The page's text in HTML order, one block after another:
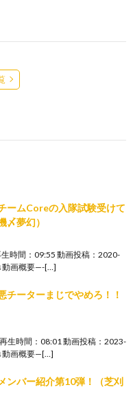
ームCoreの入隊試験受けて
〆夢幻）
時間：09:55 動画投稿：2020-
動画概要—-[…]
チーターまじでやめろ！！
生時間：08:01 動画投稿：2023-
動画概要—[…]
ンバー紹介第10弾！（芝刈